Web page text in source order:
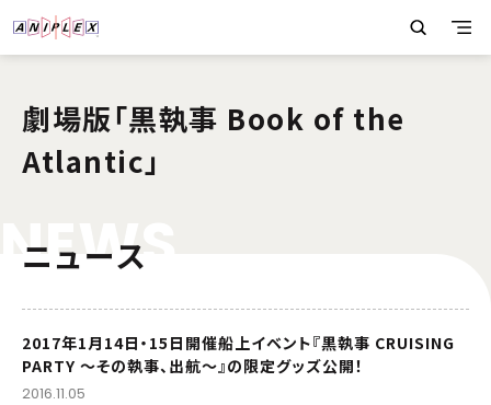
劇場版「黒執事 Book of the
Atlantic」
NEWS
ニュース
2017年1月14日・15日開催船上イベント『黒執事 CRUISING
PARTY ～その執事、出航～』の限定グッズ公開！
2016.11.05